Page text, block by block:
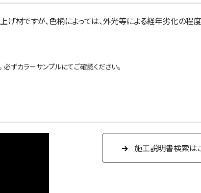
材ですが、色柄によっては、外光等による経年劣化の程
ずカラーサンプルにてご確認ください。
施工説明書検索は